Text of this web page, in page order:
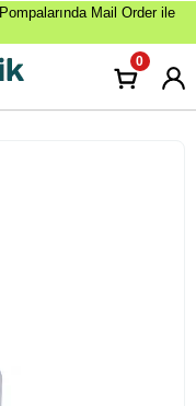
Mail Order ile
0